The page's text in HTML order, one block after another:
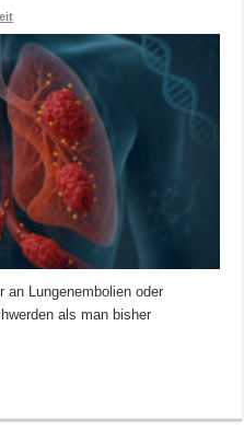
an Lungenembolien oder
als man bisher